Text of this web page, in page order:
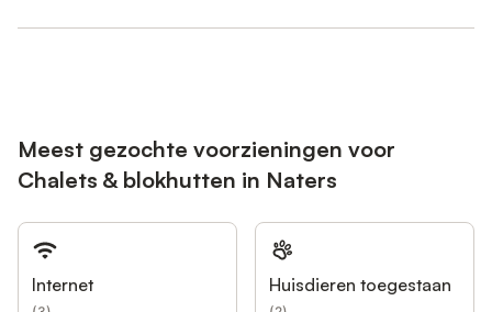
Meest gezochte voorzieningen voor
Chalets & blokhutten in Naters
Internet Huisdieren toegestaan